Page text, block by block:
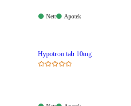
Nett:
Nett
Apotek:
Apotek
Hypotron tab 10mg